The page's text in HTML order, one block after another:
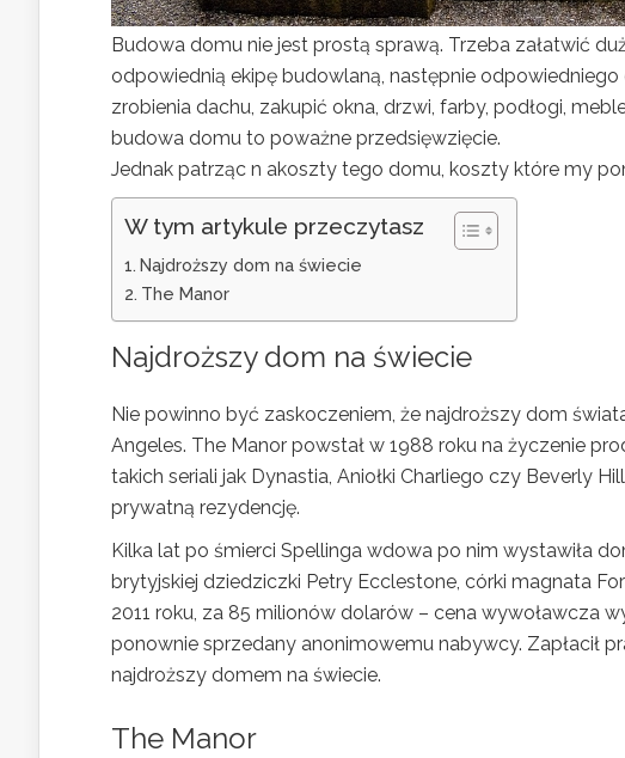
Budowa domu nie jest prostą sprawą. Trzeba załatwić
odpowiednią ekipę budowlaną, następnie
zrobienia dachu, zakupić okna, drzwi, farby, podłogi,
budowa domu to poważne przedsięwzięcie.
Jednak patrząc n akoszty tego domu, koszty które my
W tym artykule przeczytasz
Najdroższy dom na świecie
The Manor
Najdroższy dom na świecie
Nie powinno być zaskoczeniem, że najdroższy dom
Angeles. The Manor powstał w 1988 roku na życzenie
takich seriali jak Dynastia, Aniołki Charliego czy Beverly
prywatną rezydencję.
Kilka lat po śmierci Spellinga wdowa po nim wystawiła
brytyjskiej dziedziczki Petry Ecclestone, córki magnata
2011 roku, za 85 milionów dolarów – cena wywoławcza
ponownie sprzedany anonimowemu nabywcy. Zapłacił
najdroższy domem na świecie.
The Manor